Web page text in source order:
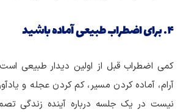
۴. برای اضطراب طبیعی آماده باشید
کمی اضطراب قبل از اولین دیدار طبیعی
آرام، آماده کردن مسیر، کم کردن عجله و
نیست در یک جلسه درباره آینده زندگی